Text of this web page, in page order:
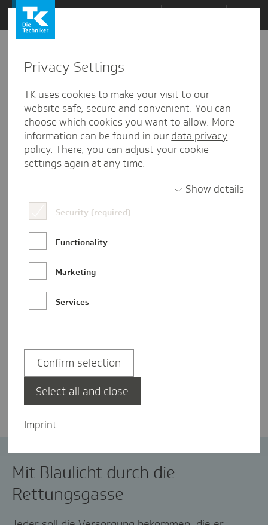
Zum
Inhalt
springen
den
Kommentaren
Isabel Mehlmann
Mit Blaulicht durch die
Rettungsgasse
Privacy Settings
TK uses cookies to make your visit to our
website safe, secure and convenient. You can
choose which cookies you want to allow. More
information can be found in our data privacy
policy. There, you can adjust your cookie
settings again at any time.
Show details
Security (required)
Functionality
Marketing
Services
Imprint
Confirm selection
Select all and close